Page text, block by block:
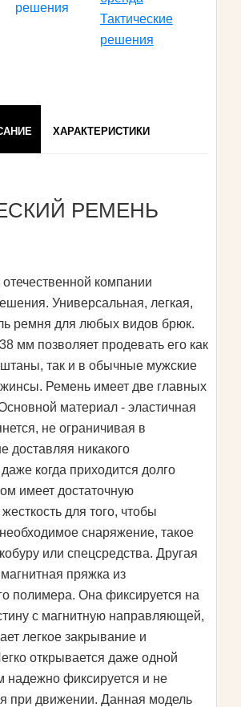
Тактические
решения
ХАРАКТЕРИСТИКИ
РЕМЕНЬ
компании
Универсальная, легкая,
ремня для любых видов брюк.
мм позволяет продевать его как
штаны, так и в обычные мужские
Ремень имеет две главных
материал - эластичная
не ограничивая в
доставляя никакого
когда приходится долго
имеет достаточную
для того, чтобы
снаряжение, такое
или спецсредства. Другая
пряжка из
полимера. Она фиксируется на
с магнитную направляющей,
легкое закрывание и
открывается даже одной
надежно фиксируется и не
при движении. Данная модель